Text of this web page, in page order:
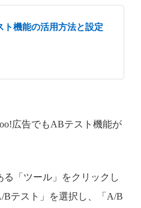
ト機能の活用方法と設定
広告でもABテスト機能が
「ツール」をクリックし
Bテスト」を選択し、「A/B